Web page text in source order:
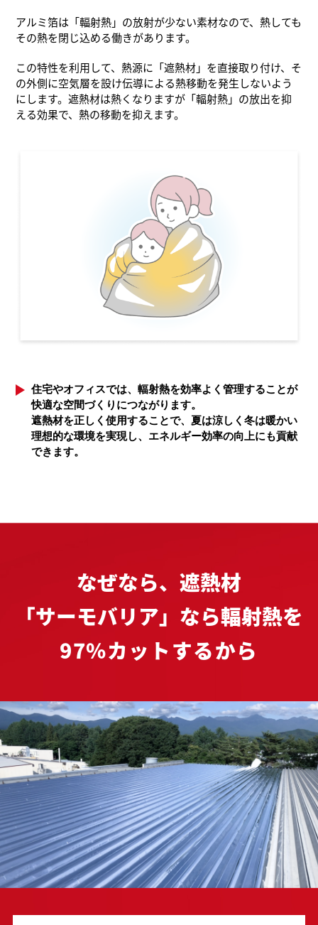
アルミ箔は「輻射熱」の放射が少ない素材なので、熱しても
その熱を閉じ込める働きがあります。
この特性を利用して、熱源に「遮熱材」を直接取り付け、そ
の外側に空気層を設け伝導による熱移動を発生しないよう
にします。遮熱材は熱くなりますが「輻射熱」の放出を抑
える効果で、熱の移動を抑えます。
住宅やオフィスでは、輻射熱を効率よく管理することが
快適な空間づくりにつながります。
遮熱材を正しく使用することで、夏は涼しく冬は暖かい
理想的な環境を実現し、エネルギー効率の向上にも貢献
できます。
なぜなら、遮熱材
「サーモバリア」なら輻射熱を
97%カットするから